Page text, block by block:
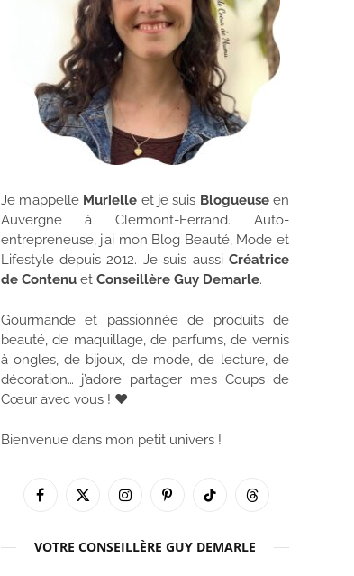
Je m’appelle Murielle et je suis Blogueuseen
Auvergne à Clermont-Ferrand. Auto-
entrepreneuse, j’ai mon Blog Beauté, Mode et
Lifestyle depuis 2012. Je suis aussi Créatrice
de Contenuet Conseillère Guy Demarle.
Gourmande et passionnée de produits de
beauté, de maquillage, de parfums, de vernis
à ongles, de bijoux, de mode, de lecture, de
décoration… j’adore partager mes Coups de
Cœur avec vous ! ♥
Bienvenue dans mon petit univers !
Facebook
X
InstagramPinterestTikTok Threads
VOTRE CONSEILLÈRE GUY DEMARLE